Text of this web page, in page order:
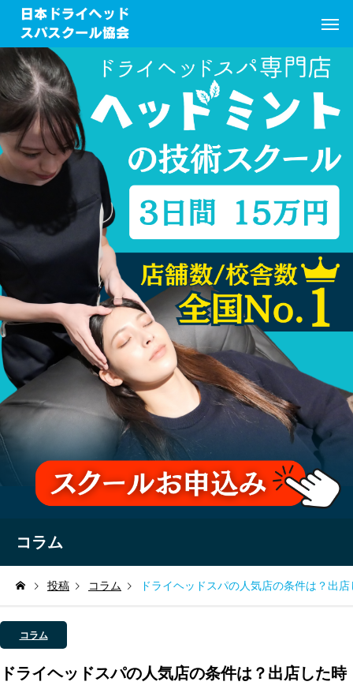
コラム
投稿 コラム ドライヘッドスパの人気店の条件は？出
コラム
ドライヘッドスパの人気店の条件は？出店した時